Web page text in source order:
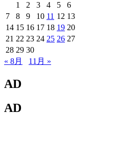
1
2 3 4 5
6
7
8 9 10 11 12 13
14 15 16 17 18 19 20
21 22 23 24 25 26 27
28 29 30
« 8月
11月 »
AD
AD